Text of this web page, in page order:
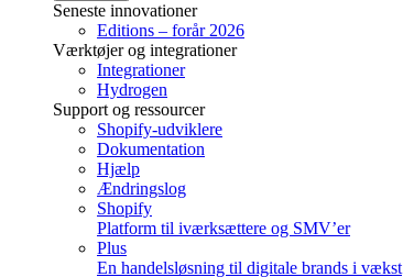
Seneste innovationer
Editions – forår 2026
Værktøjer og integrationer
Integrationer
Hydrogen
Support og ressourcer
Shopify-udviklere
Dokumentation
Hjælp
Ændringslog
Shopify
Platform til iværksættere og SMV’er
Plus
En handelsløsning til digitale brands i vækst